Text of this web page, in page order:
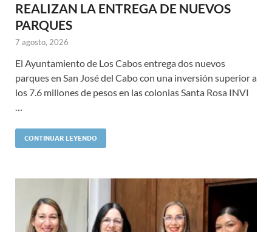
REALIZAN LA ENTREGA DE NUEVOS
PARQUES
7 agosto, 2026
El Ayuntamiento de Los Cabos entrega dos nuevos
parques en San José del Cabo con una inversión superior a
los 7.6 millones de pesos en las colonias Santa Rosa INVI
…
CONTINUAR LEYENDO